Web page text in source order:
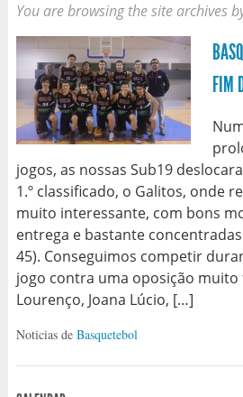
You are browsing the site archives
FIM
jogos, as nossas Sub19
1.º classificado, o Galitos, onde
muito interessante, com bons
entrega e bastante concentradas
45). Conseguimos competir
jogo contra uma oposição muito
Lourenço, Joana Lúcio, […]
Noticias de Basquetebol